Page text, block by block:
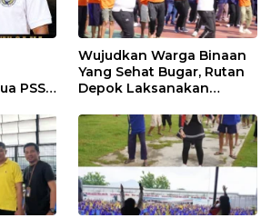
PSSI
Wujudkan Warga Binaan
Yang Sehat Bugar, Rutan
Depok Laksanakan